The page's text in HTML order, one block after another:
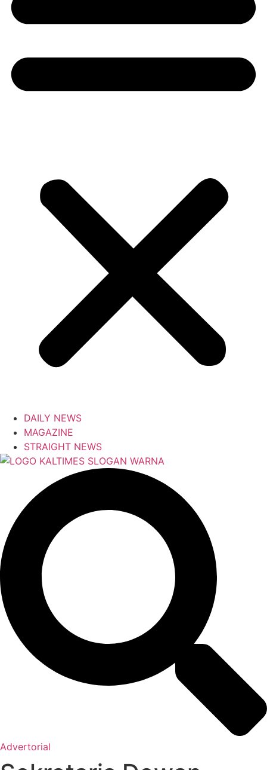
DAILY NEWS
MAGAZINE
STRAIGHT NEWS
Advertorial